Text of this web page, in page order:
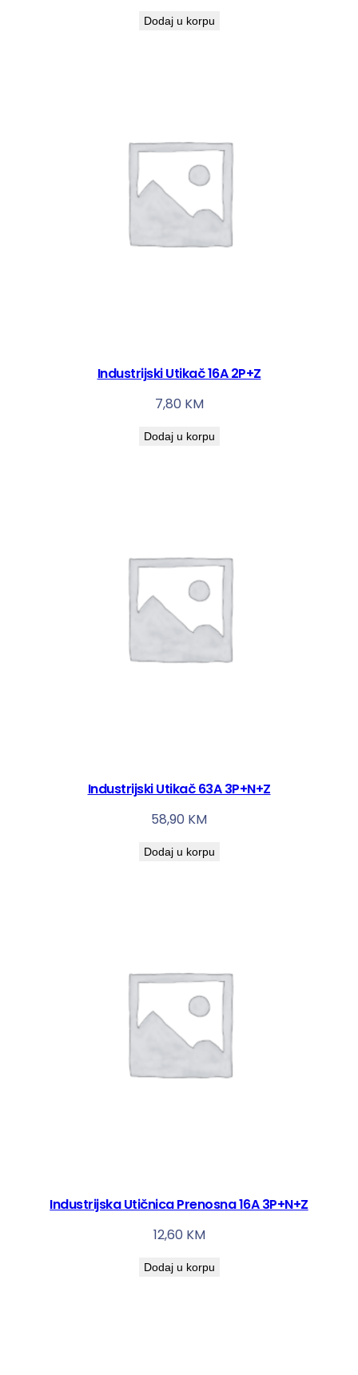
Dodaj u korpu
Industrijski Utikač 16A 2P+Z
7,80 KM
Dodaj u korpu
Industrijski Utikač 63A 3P+N+Z
58,90 KM
Dodaj u korpu
Industrijska Utičnica Prenosna 16A 3P+N+Z
12,60 KM
Dodaj u korpu